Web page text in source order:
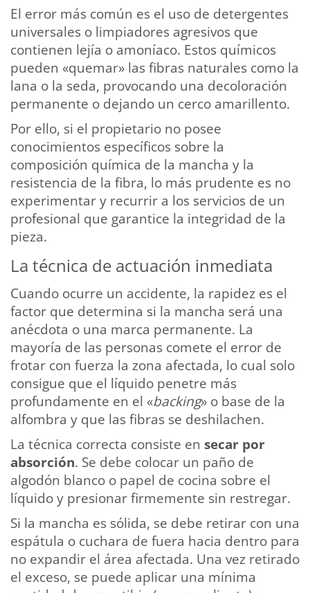
El error más común es el uso de detergentes
universales o limpiadores agresivos que
contienen lejía o amoníaco. Estos químicos
pueden «quemar» las fibras naturales como la
lana o la seda, provocando una decoloración
permanente o dejando un cerco amarillento.
Por ello, si el propietario no posee
conocimientos específicos sobre la
composición química de la mancha y la
resistencia de la fibra, lo más prudente es no
experimentar y recurrir a los servicios de un
profesional que garantice la integridad de la
pieza.
La técnica de actuación inmediata
Cuando ocurre un accidente, la rapidez es el
factor que determina si la mancha será una
anécdota o una marca permanente. La
mayoría de las personas comete el error de
frotar con fuerza la zona afectada, lo cual solo
consigue que el líquido penetre más
profundamente en el «backing» o base de la
alfombra y que las fibras se deshilachen.
La técnica correcta consiste en secar por
absorción. Se debe colocar un paño de
algodón blanco o papel de cocina sobre el
líquido y presionar firmemente sin restregar.
Si la mancha es sólida, se debe retirar con una
espátula o cuchara de fuera hacia dentro para
no expandir el área afectada. Una vez retirado
el exceso, se puede aplicar una mínima